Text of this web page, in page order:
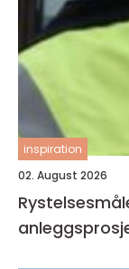
inspiration
02. August 2026